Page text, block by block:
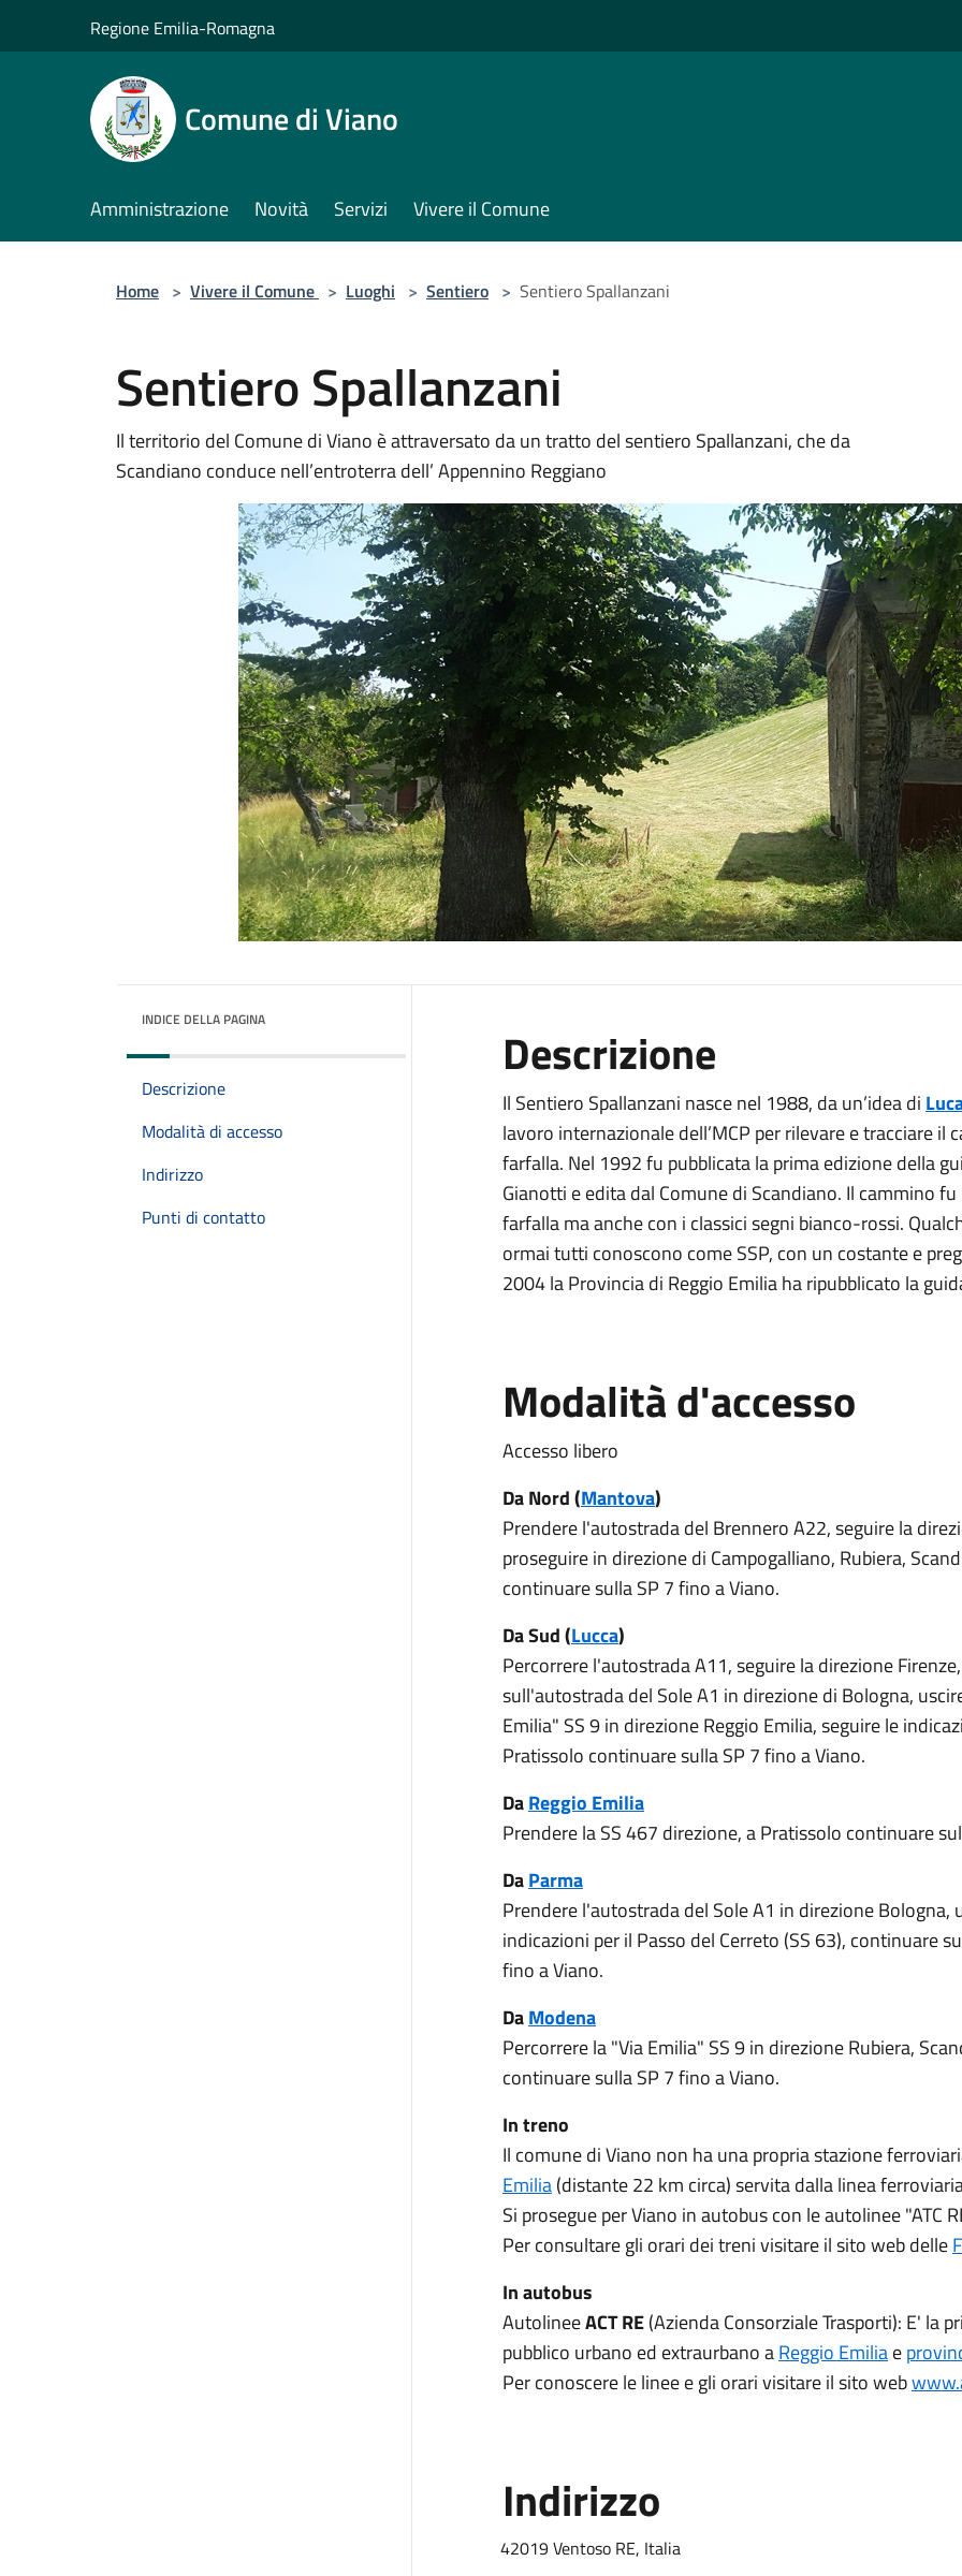
Regione Emilia-Romagna
Comune di Viano
Amministrazione Novità Servizi Vivere il Comune
Home > Vivere il Comune > Luoghi > Sentiero > Sentiero Spallanzani
Sentiero Spallanzani
Il territorio del Comune di Viano è attraversato da un tratto del sentiero Spallanzani, che da
Scandiano conduce nell’entroterra dell’ Appennino Reggiano
INDICE DELLA PAGINA
Descrizione
Modalità di accesso
Indirizzo
Punti di contatto
Descrizione
Il Sentiero Spallanzani nasce nel 1988, da un’idea di
lavoro internazionale dell’MCP per rilevare e tracciare il
farfalla. Nel 1992 fu pubblicata la prima edizione della
Gianotti e edita dal Comune di Scandiano. Il cammino
farfalla ma anche con i classici segni bianco-rossi.
ormai tutti conoscono come SSP, con un costante e
2004 la Provincia di Reggio Emilia ha ripubblicato la
Modalità d'accesso
Accesso libero
Da Nord (Mantova)
Prendere l'autostrada del Brennero A22, seguire la
proseguire in direzione di Campogalliano, Rubiera,
continuare sulla SP 7 fino a Viano.
Da Sud (Lucca)
Percorrere l'autostrada A11, seguire la direzione
sull'autostrada del Sole A1 in direzione di Bologna,
Emilia" SS 9 in direzione Reggio Emilia, seguire le
Pratissolo continuare sulla SP 7 fino a Viano.
DaReggio Emilia
Prendere la SS 467 direzione, a Pratissolo continuare
DaParma
Prendere l'autostrada del Sole A1 in direzione Bologna,
indicazioni per il Passo del Cerreto (SS 63), continuare
fino a Viano.
DaModena
Percorrere la "Via Emilia" SS 9 in direzione Rubiera,
continuare sulla SP 7 fino a Viano.
In treno
Il comune di Viano non ha una propria stazione
Emilia(distante 22 km circa) servita dalla linea
Si prosegue per Viano in autobus con le autolinee "ATC
Per consultare gli orari dei treni visitare il sito web delle
In autobus
AutolineeACT RE(Azienda Consorziale Trasporti): E' la
pubblico urbano ed extraurbano aReggio Emiliae
Per conoscere le linee e gli orari visitare il sito web
Indirizzo
42019 Ventoso RE, Italia